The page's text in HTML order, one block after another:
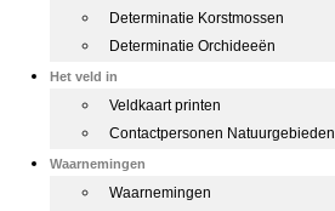
Determinatie Korstmossen
Determinatie Orchideeën
Het veld in
Veldkaart printen
Contactpersonen Natuurgebieden
Waarnemingen
Waarnemingen